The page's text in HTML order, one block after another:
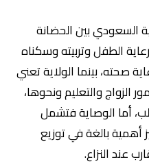
السعودي بين الحضانة
الطفل وتربيته وسكناه
صحته، بينما الولاية تعني
والتعليم ونحوها،
أما الوصاية فتشمل
أهمية بالغة في توزيع
عند النزاع.